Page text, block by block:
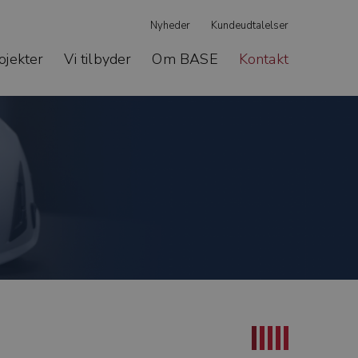
Nyheder Kundeudtalelser
Vi tilbyder Om BASE Kontakt